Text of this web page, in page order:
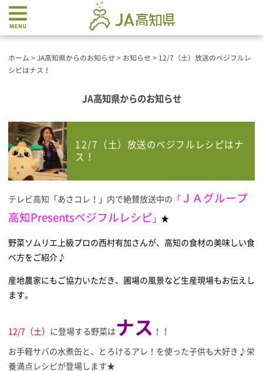
ホーム > JA高知県からのお知らせ > お知らせ > 12/7（土）放送のベジフルレ
シピはナス！
JA高知県からのお知らせ
12/7（土）放送のベジフルレシピはナ
ス！
テレビ高知「あさコレ！」内で絶賛放送中の 「 ＪＡグループ
高知Presentsベジフルレシピ 」 ★
野菜ソムリエ上級プロの西村有加さんが、高知の食材の美味しい食
べ方をご紹介♪
産地農家にもご協力いただき、圃場の風景など生産現場もお伝えし
ます。
12/7（土） に登場する野菜は ナス ！！
お手軽サバの水煮缶と、とろけるアレ！を使った子供も大好き♪栄
養満点レシピが登場します★